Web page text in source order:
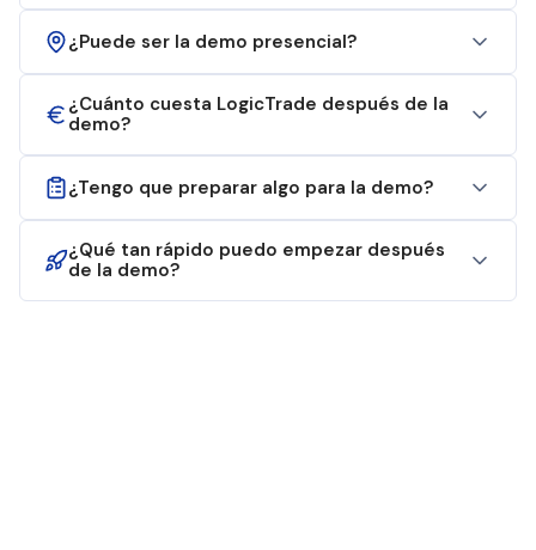
¿Puede ser la demo presencial?
¿Cuánto cuesta LogicTrade después de la
demo?
¿Tengo que preparar algo para la demo?
¿Qué tan rápido puedo empezar después
de la demo?